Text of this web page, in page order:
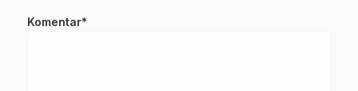
Komentar*